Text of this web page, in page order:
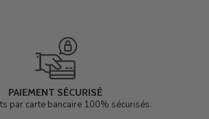
PAIEMENT SÉCURISÉ
par carte bancaire 100% sécurisés.